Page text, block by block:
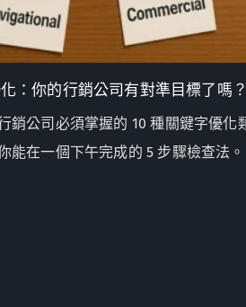
：你的行銷公司有對準目標了嗎？
銷公司必須掌握的 10 種關鍵字優化
能在一個下午完成的 5 步驟檢查法。